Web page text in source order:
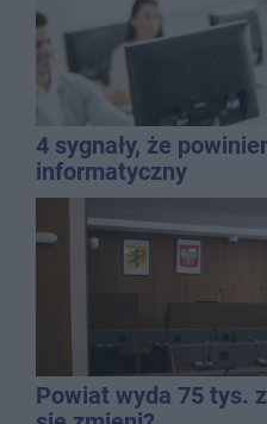
4 sygnały, że
informatyczny
Powiat wyda 75 tys.